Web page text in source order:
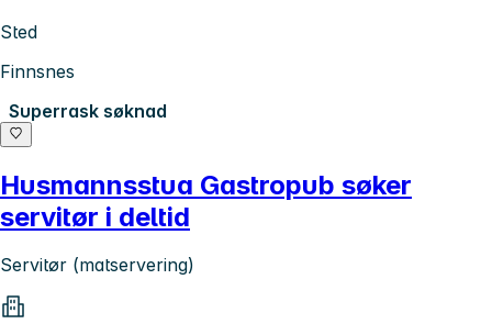
Sted
Finnsnes
Superrask søknad
Husmannsstua Gastropub søker
servitør i deltid
Servitør (matservering)